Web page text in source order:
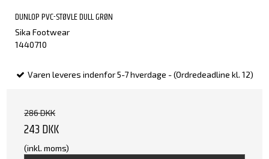
DUNLOP PVC-STØVLE DULL GRØN
Sika Footwear
1440710
Varen leveres indenfor 5-7 hverdage - (Ordredeadline kl. 12)
286 DKK
243 DKK
(inkl. moms)